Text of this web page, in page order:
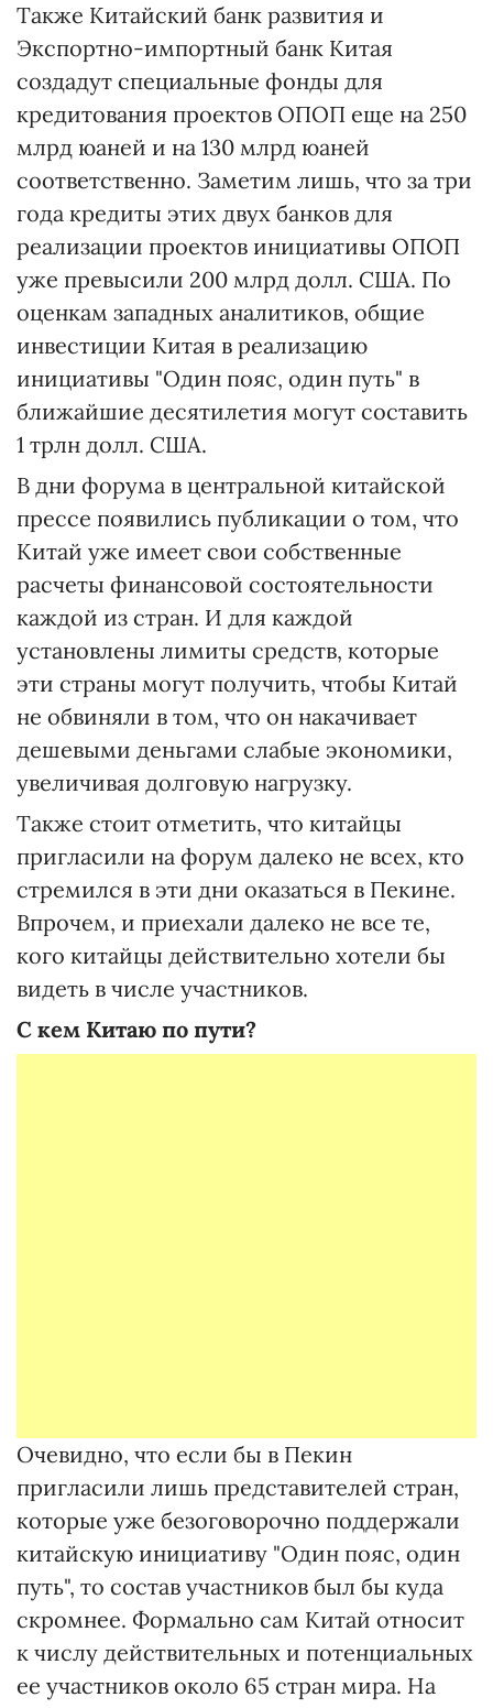
Также Китайский банк развития и
Экспортно-импортный банк Китая
создадут специальные фонды для
кредитования проектов ОПОП еще на 250
млрд юаней и на 130 млрд юаней
соответственно. Заметим лишь, что за три
года кредиты этих двух банков для
реализации проектов инициативы ОПОП
уже превысили 200 млрд долл. США. По
оценкам западных аналитиков, общие
инвестиции Китая в реализацию
инициативы "Один пояс, один путь" в
ближайшие десятилетия могут составить
1 трлн долл. США.
В дни форума в центральной китайской
прессе появились публикации о том, что
Китай уже имеет свои собственные
расчеты финансовой состоятельности
каждой из стран. И для каждой
установлены лимиты средств, которые
эти страны могут получить, чтобы Китай
не обвиняли в том, что он накачивает
дешевыми деньгами слабые экономики,
увеличивая долговую нагрузку.
Также стоит отметить, что китайцы
пригласили на форум далеко не всех, кто
стремился в эти дни оказаться в Пекине.
Впрочем, и приехали далеко не все те,
кого китайцы действительно хотели бы
видеть в числе участников.
С кем Китаю по пути?
Очевидно, что если бы в Пекин
пригласили лишь представителей стран,
которые уже безоговорочно поддержали
китайскую инициативу "Один пояс, один
путь", то состав участников был бы куда
скромнее. Формально сам Китай относит
к числу действительных и потенциальных
ее участников около 65 стран мира. На